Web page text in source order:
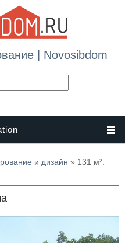
| Novosibdom
и дизайн » 131 м².